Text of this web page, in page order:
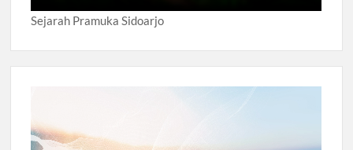
Sejarah Pramuka Sidoarjo